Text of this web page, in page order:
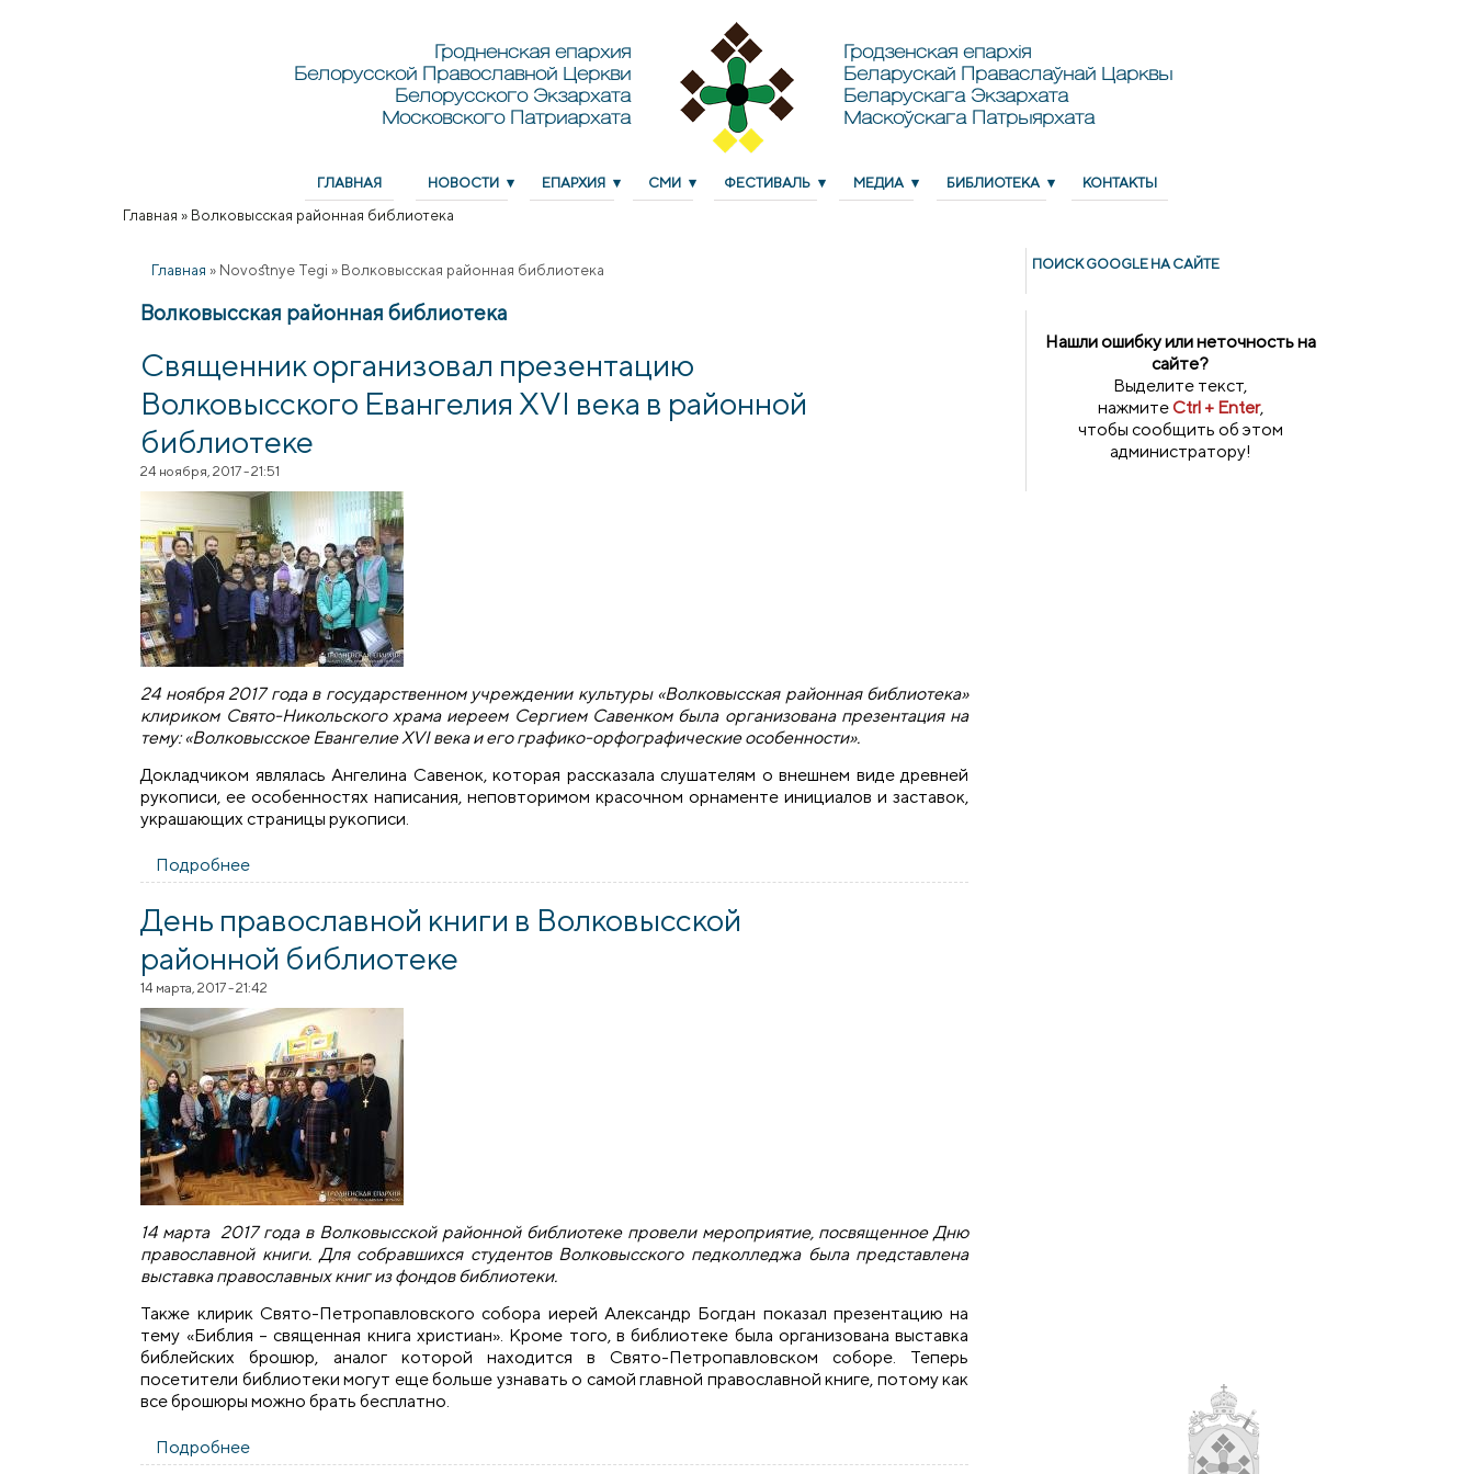
Гродненская епархия
Белорусской Православной Церкви
Белорусского Экзархата
Московского Патриархата
Гродзенская епархія
Беларускай Праваслаўнай Царквы
Беларускага Экзархата
Маскоўскага Патрыярхата
ГЛАВНАЯ НОВОСТИ ЕПАРХИЯ СМИ ФЕСТИВАЛЬ МЕДИА БИБЛИОТЕКА КОНТАКТЫ
Главная » Волковысская районная библиотека
Главная » Novostnye Tegi » Волковысская районная библиотека
Волковысская районная библиотека
Священник организовал презентацию
Волковысского Евангелия XVI века в районной
библиотеке
24 ноября, 2017 - 21:51
24 ноября 2017 года в государственном учреждении культуры «Волковысская районная библиотека»
клириком Свято-Никольского храма иереем Сергием Савенком была организована презентация на
тему: «Волковысское ЕвангелиеXVIвека и его графико-орфографические особенности».
Докладчиком являлась Ангелина Савенок, которая рассказала слушателям о внешнем виде древней
рукописи, ее особенностях написания, неповторимом красочном орнаменте инициалов и заставок,
украшающих страницы рукописи.
Подробнее
День православной книги в Волковысской
районной библиотеке
14 марта, 2017 - 21:42
14 марта 2017 года в Волковысской районной библиотеке провели мероприятие, посвященное Дню
православной книги. Для собравшихся студентов Волковысского педколледжа была представлена
выставка православных книг из фондов библиотеки.
Также клирик Свято-Петропавловского собора иерей Александр Богдан показал презентацию на
тему «Библия – священная книга христиан». Кроме того, в библиотеке была организована выставка
библейских брошюр, аналог которой находится в Свято-Петропавловском соборе. Теперь
посетители библиотеки могут еще больше узнавать о самой главной православной книге, потому как
все брошюры можно брать бесплатно.
Подробнее
ПОИСК GOОGLE НА САЙТЕ
Нашли ошибку или неточность на
сайте?
Выделите текст,
нажмитеCtrl + Enter,
чтобы сообщить об этом
администратору!